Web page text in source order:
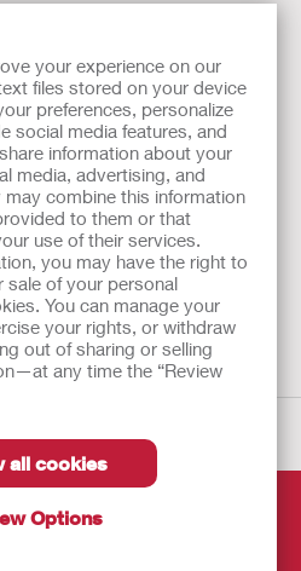
your experience on our
files stored on your device
preferences, personalize
social media features, and
information about your
media, advertising, and
combine this information
to them or that
use of their services.
you may have the right to
of your personal
You can manage your
your rights, or withdraw
out of sharing or selling
any time the “Review
all cookies
Options
hulpmiddelen dienen
de volgende symbolen
medisch advies en is niet
advies van uw eigen arts of